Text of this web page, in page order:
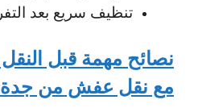
تنظيف سريع بعد
نصائح مهمة قبل
مع نقل عفش من جدة